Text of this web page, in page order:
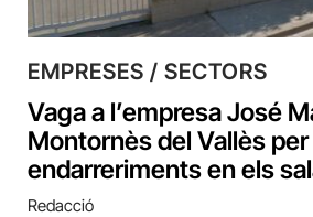
EMPRESES / SECTORS
Vaga a l’empresa José
Montornès del Vallès per
endarreriments en els
Redacció